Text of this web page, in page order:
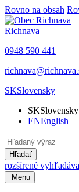
Rovno na obsah
Richnava
0948 590 441
SKSlovensky
SKSlovensky
ENEnglish
Hľadať
rozšírené
Menu